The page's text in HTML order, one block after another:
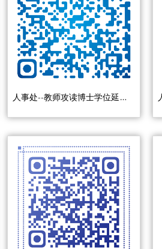
人事处--教师攻读博士学位延期申请